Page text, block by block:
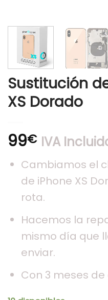
Sustitución
XS Dorado
99€ IVA
Cambiamos el
de iPhone XS
rota.
Hacemos la
mismo día que
enviar.
Con 3 meses